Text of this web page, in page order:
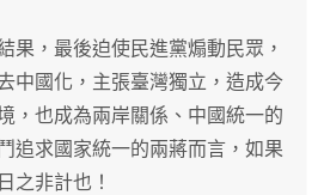
果，最後迫使民進黨煽動民眾，
中國化，主張臺灣獨立，造成今
，也成為兩岸關係、中國統一的
追求國家統一的兩蔣而言，如果
之非計也！